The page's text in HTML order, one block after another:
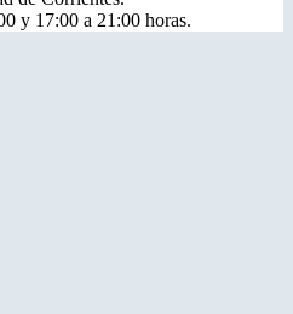
y 17:00 a 21:00 horas.